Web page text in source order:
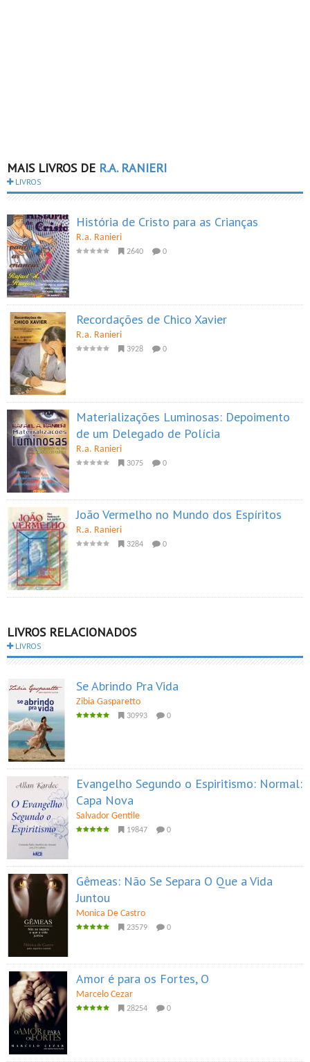
MAIS LIVROS DE R.A. RANIERI
LIVROS
História de Cristo para as Crianças
R.a. Ranieri
2640 0
Recordações de Chico Xavier
R.a. Ranieri
3928 0
Materializações Luminosas: Depoimento
de um Delegado de Polícia
R.a. Ranieri
3075 0
João Vermelho no Mundo dos Espíritos
R.a. Ranieri
3284 0
LIVROS RELACIONADOS
LIVROS
Se Abrindo Pra Vida
Zibia Gasparetto
30993 0
Evangelho Segundo o Espiritismo: Normal:
Capa Nova
Salvador Gentile
19847 0
Gêmeas: Não Se Separa O Que a Vida
Juntou
Monica De Castro
23579 0
Amor é para os Fortes, O
Marcelo Cezar
28254 0